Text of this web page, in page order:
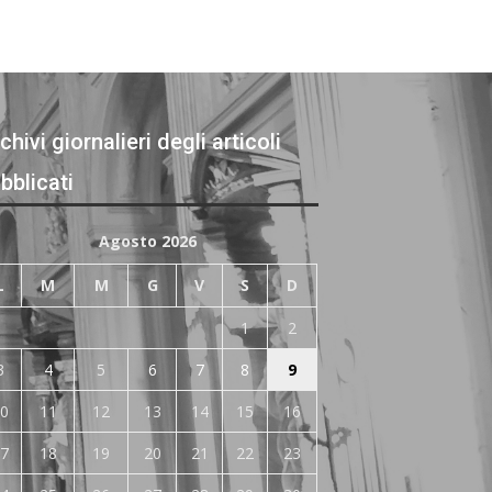
giornalieri degli articoli
Agosto 2026
M M G V S D
1
2
4 5 6 7 8
9
11 12 13 14 15
16
18 19 20 21 22
23